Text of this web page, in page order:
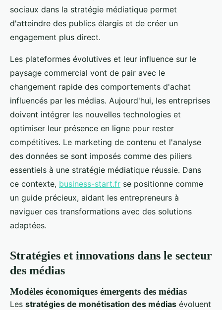
sociaux dans la stratégie médiatique permet
d'atteindre des publics élargis et de créer un
engagement plus direct.
Les plateformes évolutives et leur influence sur le
paysage commercial vont de pair avec le
changement rapide des comportements d'achat
influencés par les médias. Aujourd'hui, les entreprises
doivent intégrer les nouvelles technologies et
optimiser leur présence en ligne pour rester
compétitives. Le marketing de contenu et l'analyse
des données se sont imposés comme des piliers
essentiels à une stratégie médiatique réussie. Dans
ce contexte, business-start.fr se positionne comme
un guide précieux, aidant les entrepreneurs à
naviguer ces transformations avec des solutions
adaptées.
Stratégies et innovations dans le secteur
des médias
Modèles économiques émergents des médias
Les stratégies de monétisation des médias évoluent